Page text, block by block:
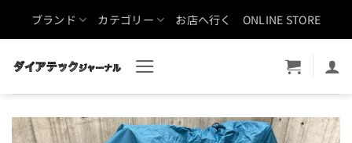
ブランド カテゴリー お店へ行く ONLINE STORE